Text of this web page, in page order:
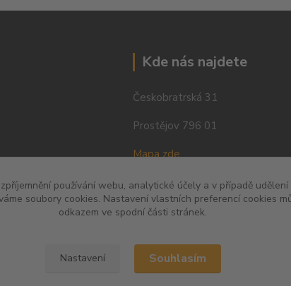
Kde nás najdete
Českobratrská 31
Prostějov 796 01
Mapa zde
používání webu, analytické účely a v případě
soubory cookies. Nastavení vlastních preferencí cookies
odkazem ve spodní části stránek.
Nastavení Souhlasím